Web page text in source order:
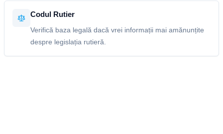
Codul Rutier
Verifică baza legală dacă vrei informații mai amănunțite
despre legislația rutieră.